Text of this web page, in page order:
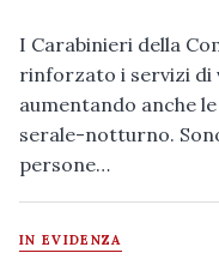
I Carabinieri della
rinforzato i servizi
aumentando anche
serale-notturno.
persone…
IN EVIDENZA